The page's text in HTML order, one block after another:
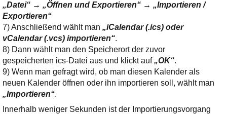
„Datei“ → „Öffnen und Exportieren“ → „Importieren /
Exportieren“
7) Anschließend wählt man „iCalendar (.ics) oder
vCalendar (.vcs) importieren“.
8) Dann wählt man den Speicherort der zuvor
gespeicherten ics-Datei aus und klickt auf„OK“.
9) Wenn man gefragt wird, ob man diesen Kalender als
neuen Kalender öffnen oder ihn importieren soll, wählt man
„Importieren“.
Innerhalb weniger Sekunden ist der Importierungsvorgang